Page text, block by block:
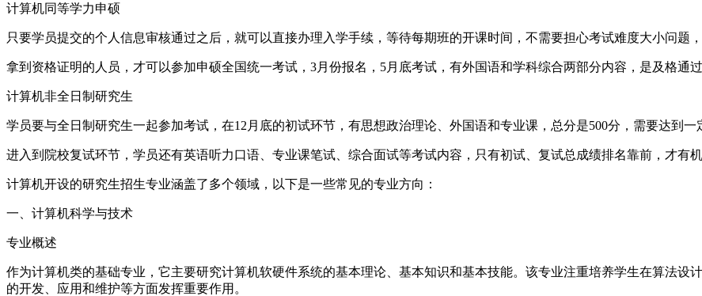
计算机同等学力申硕
只要学员提交的个人信息审核通过之后，就可以直接办理入学手续，等待每期班的开课时间，不需要担心考试难度大小问题
拿到资格证明的人员，才可以参加申硕全国统一考试，3月份报名，5月底考试，有外国语和学科综合两部分内容，是及格通过
计算机非全日制研究生
学员要与全日制研究生一起参加考试，在12月底的初试环节，有思想政治理论、外国语和专业课，总分是500分，需要达到一
进入到院校复试环节，学员还有英语听力口语、专业课笔试、综合面试等考试内容，只有初试、复试总成绩排名靠前，才有机
计算机开设的研究生招生专业涵盖了多个领域，以下是一些常见的专业方向：
一、计算机科学与技术
专业概述
作为计算机类的基础专业，它主要研究计算机软硬件系统的基本理论、基本知识和基本技能。该专业注重培养学生在算法设
的开发、应用和维护等方面发挥重要作用。